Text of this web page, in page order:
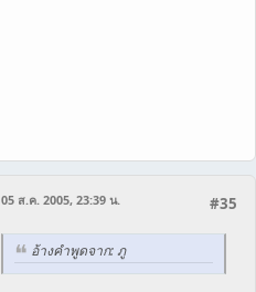
#35
05 ส.ค. 2005, 23:39 น.
อ้างคำพูดจาก: ภู